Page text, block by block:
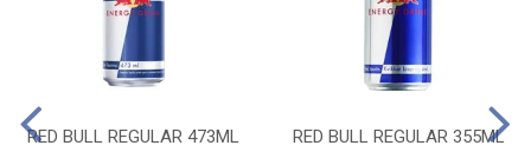
RED BULL REGULAR 473ML RED BULL REGULAR 355ML